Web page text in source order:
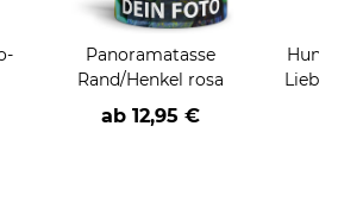
Panoramatasse
Rand/Henkel rosa
ab 12,95 €
Liebe